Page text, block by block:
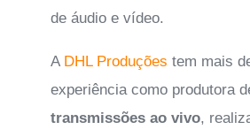
de áudio e vídeo.
A DHL Produções tem mais
experiência como produtora
transmissões ao vivo,